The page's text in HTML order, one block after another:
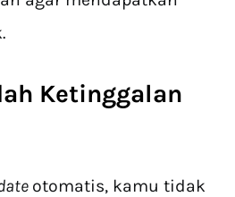
Ketinggalan
otomatis, kamu tidak